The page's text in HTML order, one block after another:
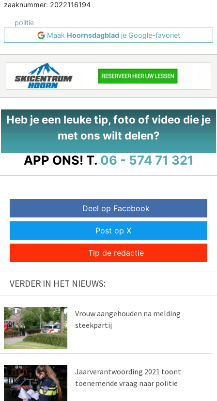
zaaknummer: 2022116194
politie
Maak Hoornsdagbladje Google-favoriet
Heb je een leuke tip, foto of video die je
met ons wilt delen?
APP ONS! T. 06 - 574 71 321
Deel op Facebook
Post op X
Tip de redactie
VERDER IN HET NIEUWS:
Vrouw aangehouden na melding
steekpartij
Jaarverantwoording 2021 toont
toenemende vraag naar politie